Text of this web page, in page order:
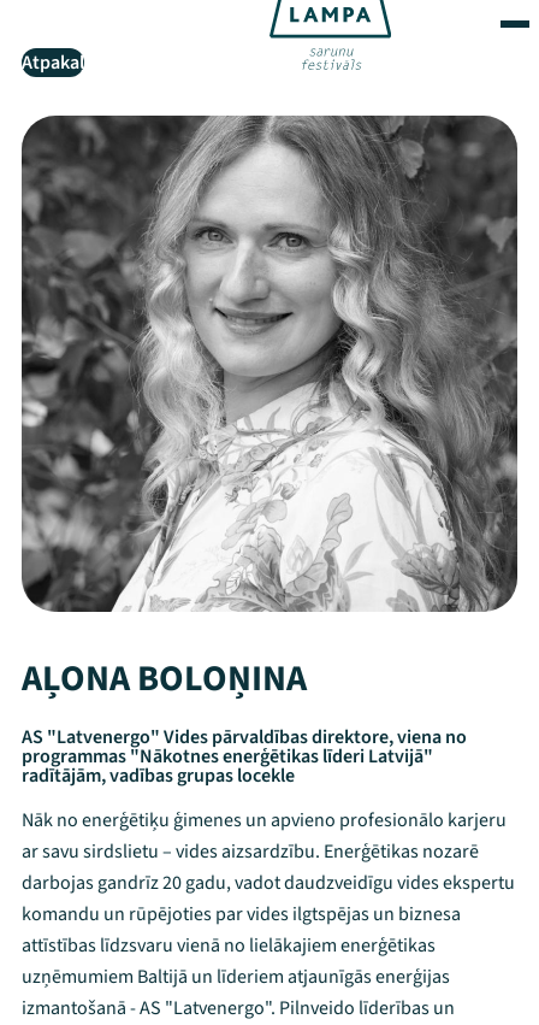
Atpakaļ
AĻONA BOLOŅINA
AS "Latvenergo" Vides pārvaldības direktore, viena no
programmas "Nākotnes enerģētikas līderi Latvijā"
radītājām, vadības grupas locekle
Nāk no enerģētiķu ģimenes un apvieno profesionālo karjeru
ar savu sirdslietu – vides aizsardzību. Enerģētikas nozarē
darbojas gandrīz 20 gadu, vadot daudzveidīgu vides ekspertu
komandu un rūpējoties par vides ilgtspējas un biznesa
attīstības līdzsvaru vienā no lielākajiem enerģētikas
uzņēmumiem Baltijā un līderiem atjaunīgās enerģijas
izmantošanā - AS "Latvenergo". Pilnveido līderības un